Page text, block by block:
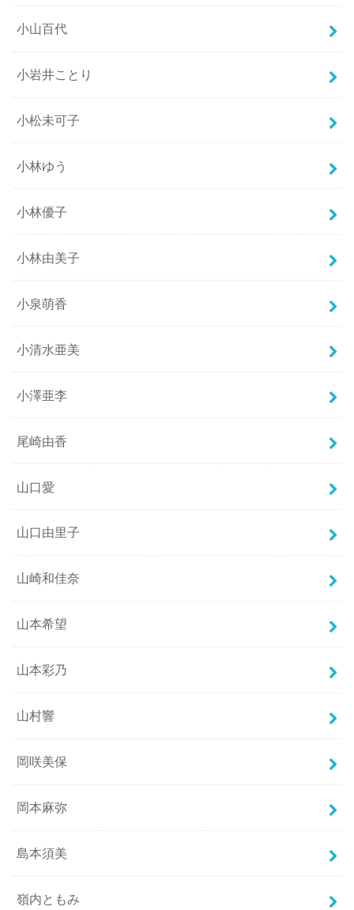
小山百代
小岩井ことり
小松未可子
小林ゆう
小林優子
小林由美子
小泉萌香
小清水亜美
小澤亜李
尾崎由香
山口愛
山口由里子
山崎和佳奈
山本希望
山本彩乃
山村響
岡咲美保
岡本麻弥
島本須美
嶺内ともみ